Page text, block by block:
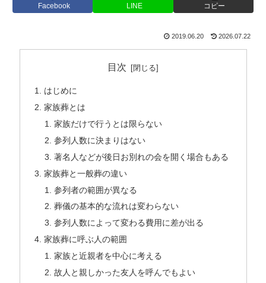
Facebook LINE コピー
2019.06.20 2026.07.22
目次
はじめに
家族葬とは
家族だけで行うとは限らない
参列人数に決まりはない
著名人などが後日お別れの会を開く場合もある
家族葬と一般葬の違い
参列者の範囲が異なる
葬儀の基本的な流れは変わらない
参列人数によって変わる費用に差が出る
家族葬に呼ぶ人の範囲
家族と近親者を中心に考える
故人と親しかった友人を呼んでもよい